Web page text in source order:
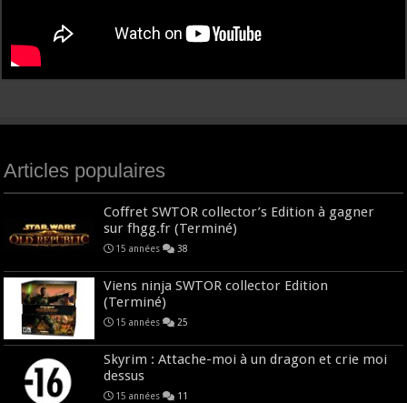
Articles populaires
Coffret SWTOR collector’s Edition à gagner
sur fhgg.fr (Terminé)
15 années 38
Viens ninja SWTOR collector Edition
(Terminé)
15 années 25
Skyrim : Attache-moi à un dragon et crie moi
dessus
15 années 11